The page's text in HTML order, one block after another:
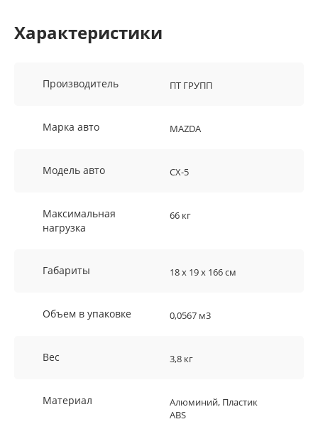
Характеристики
Производитель ПТ ГРУПП
Марка авто MAZDA
Модель авто CX-5
Максимальная
нагрузка
66 кг
Габариты 18 х 19 х 166 см
Объем в упаковке 0,0567 м3
Вес 3,8 кг
Материал
Алюминий, Пластик
ABS